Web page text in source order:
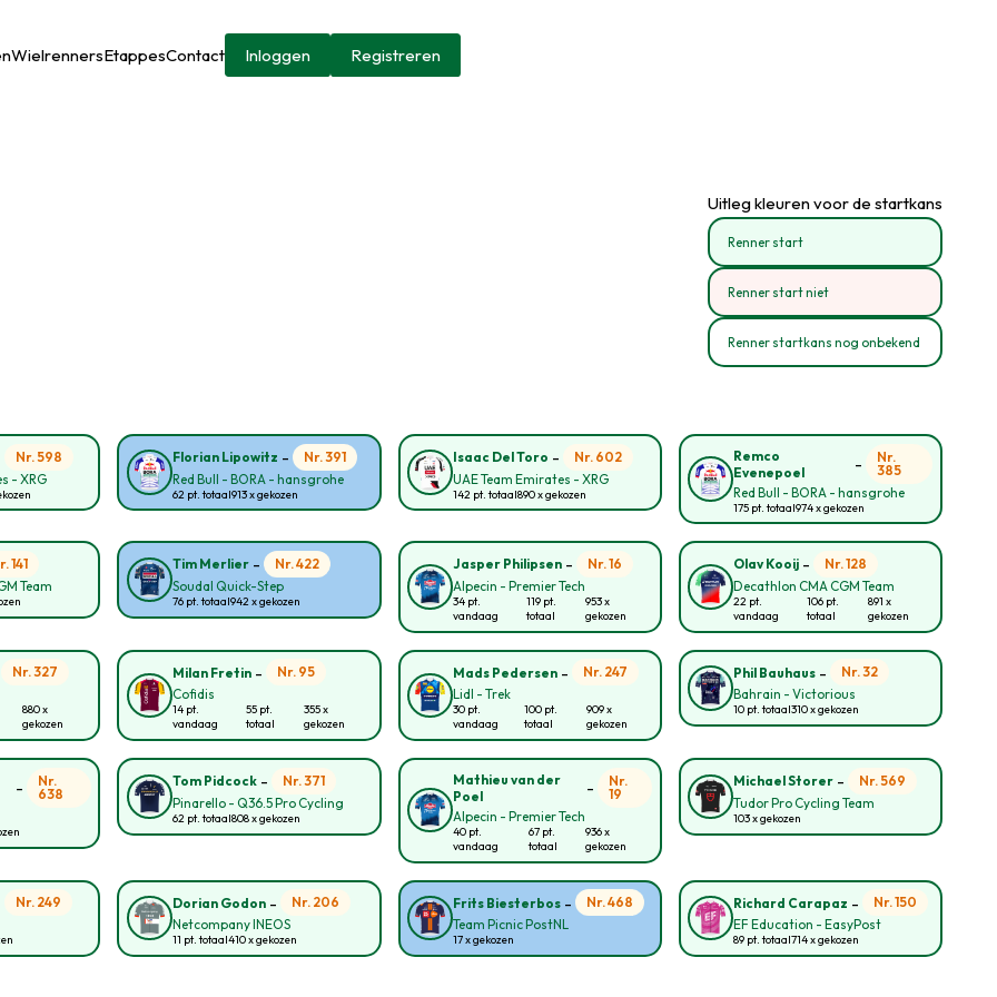
WielrennersEtappesContact Inloggen Registreren
Uitleg kleuren voor de startkans
Renner start
Renner start niet
Renner startkans nog onbekend
Nr. 598
- XRG
Florian Lipowitz -
Nr. 391
Red Bull - BORA - hansgrohe
62 pt. totaal913 x gekozen
Isaac Del Toro -
Nr. 602
UAE Team Emirates - XRG
142 pt. totaal890 x gekozen
Remco
Evenepoel
-
Nr.
385
Red Bull - BORA - hansgrohe
175 pt. totaal974 x gekozen
141
Team
Tim Merlier-
Nr. 422
Soudal Quick-Step
76 pt. totaal942 x gekozen
Jasper Philipsen-
Nr. 16
Alpecin - Premier Tech
34 pt.
vandaag
119 pt.
totaal
953 x
gekozen
Olav Kooij-
Nr. 128
Decathlon CMA CGM Team
22 pt.
vandaag
106 pt.
totaal
891 x
gekozen
Nr. 327
880 x
gekozen
Milan Fretin-
Nr. 95
Cofidis
14 pt.
vandaag
55 pt.
totaal
355 x
gekozen
Mads Pedersen-
Nr. 247
Lidl - Trek
30 pt.
vandaag
100 pt.
totaal
909 x
gekozen
Phil Bauhaus-
Nr. 32
Bahrain - Victorious
10 pt. totaal310 x gekozen
-
Nr.
638
Tom Pidcock-
Nr. 371
Pinarello - Q36.5 Pro Cycling
62 pt. totaal808 x gekozen
Mathieu van der
Poel
-
Nr.
19
Alpecin - Premier Tech
40 pt.
vandaag
67 pt.
totaal
936 x
gekozen
Michael Storer-
Nr. 569
Tudor Pro Cycling Team
103 x gekozen
Nr. 249 Dorian Godon-
Nr. 206
Netcompany INEOS
11 pt. totaal410 x gekozen
Frits Biesterbos-
Nr. 468
Team Picnic PostNL
17 x gekozen
Richard Carapaz -
Nr. 150
EF Education - EasyPost
89 pt. totaal714 x gekozen